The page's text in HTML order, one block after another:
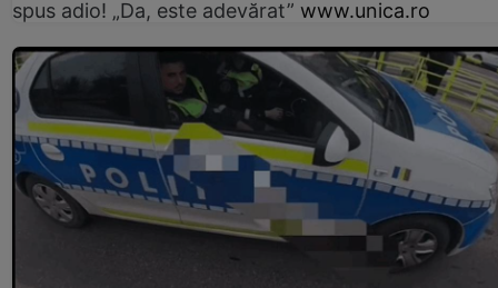
spus adio! „Da, este adevărat” www.unica.ro